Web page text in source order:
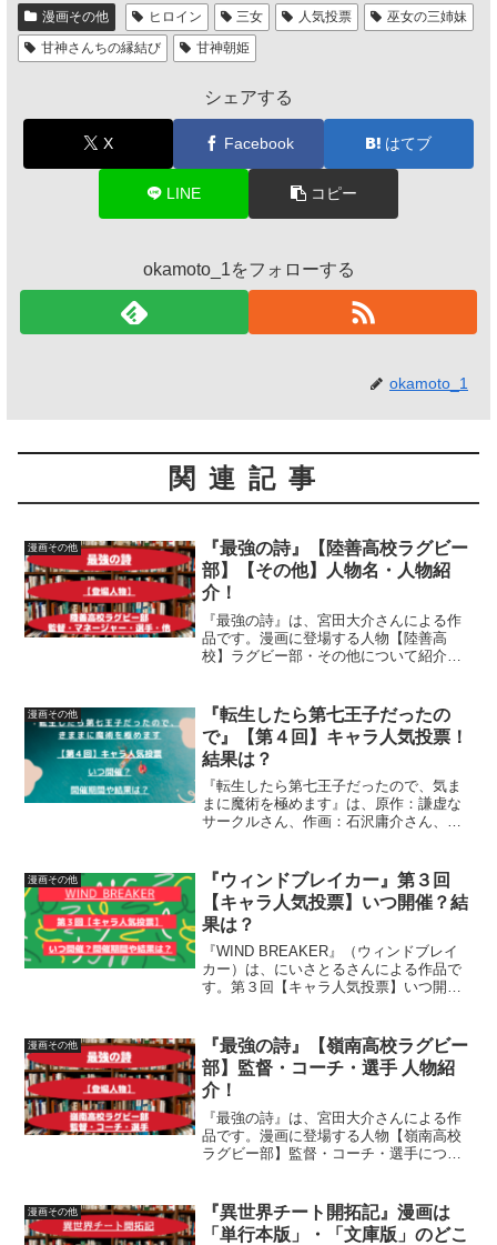
漫画その他 ヒロイン 三女 人気投票
巫女の三姉妹
甘神さんちの縁結び
甘神朝姫
シェアする
X Facebook はてブ
LINE コピー
okamoto_1をフォローする
okamoto_1
関連記事
漫画その他
『最強の詩』【陸善高校ラグビー
部】【その他】人物名・人物紹
介！
『最強の詩』は、宮田大介さんによる作
品です。漫画に登場する人物【陸善高
校】ラグビー部・その他について紹介し
漫画その他
『転生したら第七王子だったの
で』【第４回】キャラ人気投票！
結果は？
『転生したら第七王子だったので、気ま
まに魔術を極めます』は、原作：謙虚な
サークルさん、作画：石沢庸介さん、キ
て、いつ開催されているのか、開催期
間、結果について詳しく紹介...
漫画その他
『ウィンドブレイカー』第３回
【キャラ人気投票】いつ開催？結
果は？
『WIND BREAKER』（ウィンドブレイ
カー）は、にいさとるさんによる作品で
す。第３回【キャラ人気投票】いつ開催
漫画その他
『最強の詩』【嶺南高校ラグビー
部】監督・コーチ・選手 人物紹
介！
『最強の詩』は、宮田大介さんによる作
品です。漫画に登場する人物【嶺南高校
ラグビー部】監督・コーチ・選手につい
漫画その他
『異世界チート開拓記』漫画は
「単行本版」・「文庫版」のどこ